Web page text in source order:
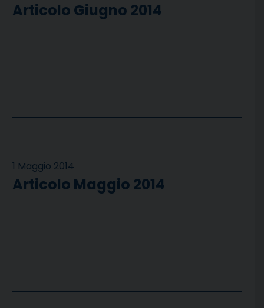
Articolo Giugno 2014
1 Maggio 2014
Articolo Maggio 2014